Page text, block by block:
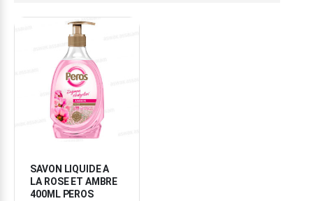
SAVON LIQUIDE A
LA ROSE ET AMBRE
400ML PEROS